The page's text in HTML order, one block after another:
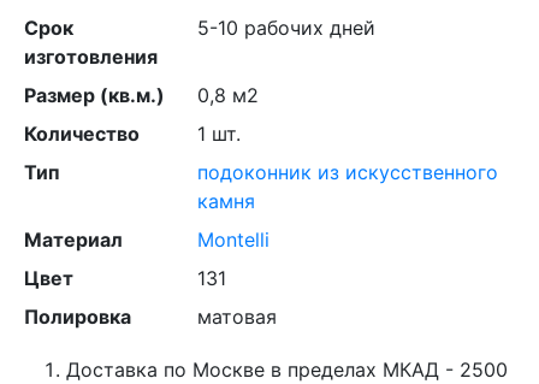
Срок
изготовления
5-10 рабочих дней
Размер (кв.м.)
0,8 м2
Количество
1 шт.
Тип
подоконник из искусственного
камня
Материал
Montelli
Цвет
131
Полировка
матовая
Доставка по Москве в пределах МКАД - 2500